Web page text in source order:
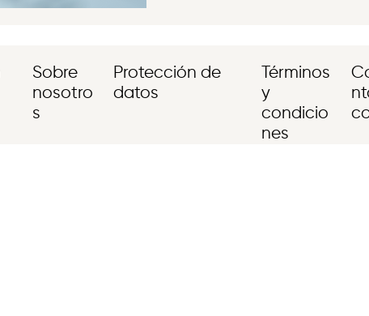
Sobre
nosotro
s
Protección de
datos
Términos
y
condicio
nes